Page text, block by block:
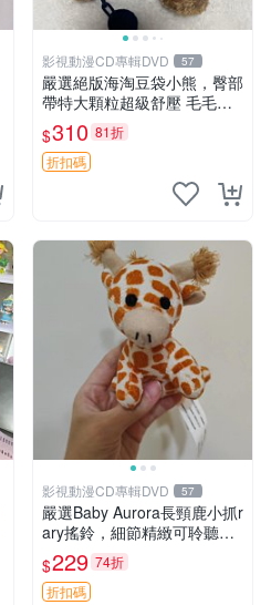
影視動漫CD專輯DVD 57
嚴選絕版海淘豆袋小熊，臀部
帶特大顆粒超級舒壓 毛毛摸
起來格外順滑適合收藏 100%
棉質 豆袋枕 豆袋、抱枕、小
熊
$310 81折
折扣碼
影視動漫CD專輯DVD 57
嚴選Baby Aurora長頸鹿小抓r
ary搖鈴，細節精緻可聆聽清
脆鈴音 軟萌可愛 定制紀念 金
屬搖鈴 新手媽咪推薦 長頸鹿
抓rary 搖鈴
$229 74折
折扣碼